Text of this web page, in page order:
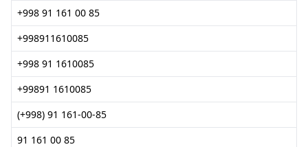
+998 91 161 00 85
+998911610085
+998 91 1610085
+99891 1610085
(+998) 91 161-00-85
91 161 00 85